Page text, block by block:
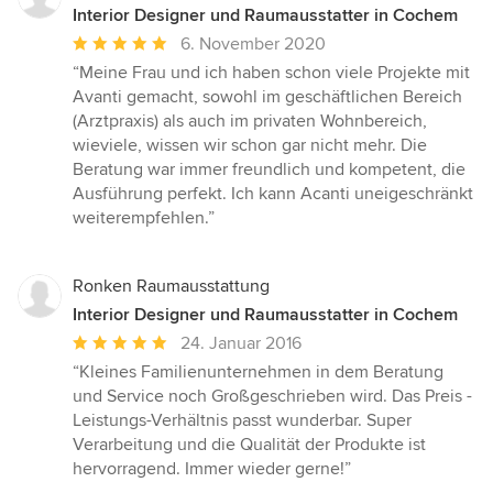
Interior Designer und Raumausstatter in Cochem
Durchschnittliche
Bewertung:
5
von
5
Sternen
6. November 2020
“Meine Frau und ich haben schon viele Projekte mit
Avanti gemacht, sowohl im geschäftlichen Bereich
(Arztpraxis) als auch im privaten Wohnbereich,
wieviele, wissen wir schon gar nicht mehr. Die
Beratung war immer freundlich und kompetent, die
Ausführung perfekt. Ich kann Acanti uneigeschränkt
weiterempfehlen.”
Ronken Raumausstattung
Interior Designer und Raumausstatter in Cochem
Durchschnittliche
Bewertung:
5
von
5
Sternen
24. Januar 2016
“Kleines Familienunternehmen in dem Beratung
und Service noch Großgeschrieben wird. Das Preis -
Leistungs-Verhältnis passt wunderbar. Super
Verarbeitung und die Qualität der Produkte ist
hervorragend. Immer wieder gerne!”